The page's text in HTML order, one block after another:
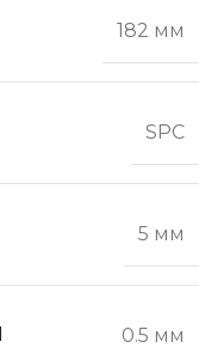
182 мм
SPC
5 мм
0.5 мм